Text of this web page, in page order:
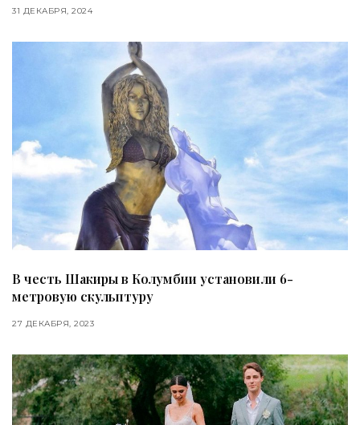
31 ДЕКАБРЯ, 2024
В честь Шакиры в Колумбии установили 6-
метровую скульптуру
27 ДЕКАБРЯ, 2023